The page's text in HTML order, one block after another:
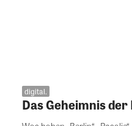
digital.
Das Geheimnis